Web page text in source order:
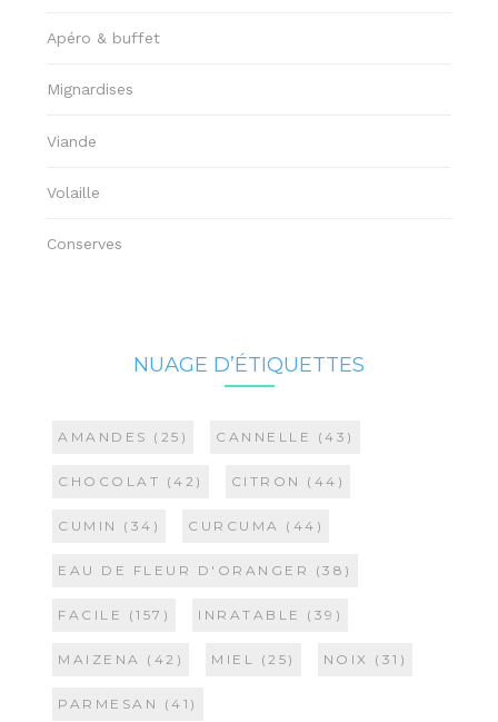
Apéro & buffet
Mignardises
Viande
Volaille
Conserves
NUAGE D’ÉTIQUETTES
AMANDES (25) CANNELLE (43)
CHOCOLAT (42) CITRON (44)
CUMIN (34) CURCUMA (44)
EAU DE FLEUR D'ORANGER (38)
FACILE (157) INRATABLE (39)
MAIZENA (42) MIEL (25) NOIX (31)
PARMESAN (41)